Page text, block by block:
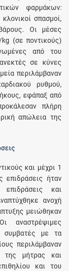
φαρμάκων:
σπασμοί,
Οι μέσες
(σε ποντικούς)
από του
σε κύνες
περιλάμβαναν
ρυθμού,
εφάπαξ από
πλήρη
απώλεια της
και μέχρι 1
επιδράσεις ήταν
και
ανοχή
μειώθηκαν
συμβατές με τα
περιλάμβαναν
μήτρας και
και του